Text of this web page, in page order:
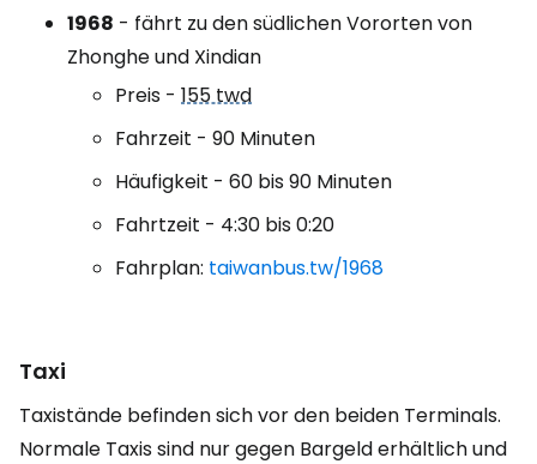
1968 - fährt zu den südlichen Vororten von
Zhonghe und Xindian
Preis - 155 twd
Fahrzeit - 90 Minuten
Häufigkeit - 60 bis 90 Minuten
Fahrtzeit - 4:30 bis 0:20
Fahrplan: taiwanbus.tw/1968
Taxi
Taxistände befinden sich vor den beiden Terminals.
Normale Taxis sind nur gegen Bargeld erhältlich und